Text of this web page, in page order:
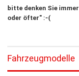
bitte denken Sie
oder öfter" :-(
Fahrzeugmodelle